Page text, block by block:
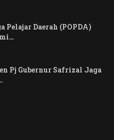
Pelajar Daerah (POPDA)
Pj Gubernur Safrizal Jaga